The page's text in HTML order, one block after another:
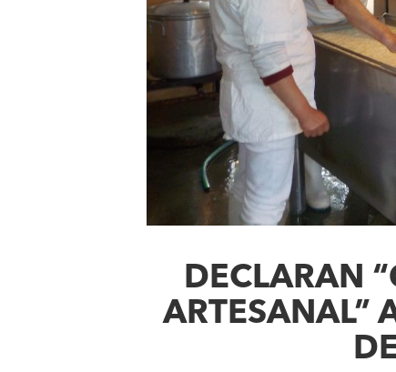
DECLARAN
ARTESANAL”